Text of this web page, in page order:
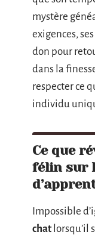
mystère
exigences,
don pour
dans la
respecter ce
individu
Ce que
félin sur
Impossible
chatlorsqu’il